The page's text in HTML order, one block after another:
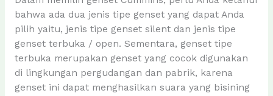
bahwa ada dua jenis tipe genset yang dapat Anda
pilih yaitu, jenis tipe genset silent dan jenis tipe
genset terbuka / open. Sementara, genset tipe
terbuka merupakan genset yang cocok digunakan
di lingkungan pergudangan dan pabrik, karena
genset ini dapat menghasilkan suara yang bisining